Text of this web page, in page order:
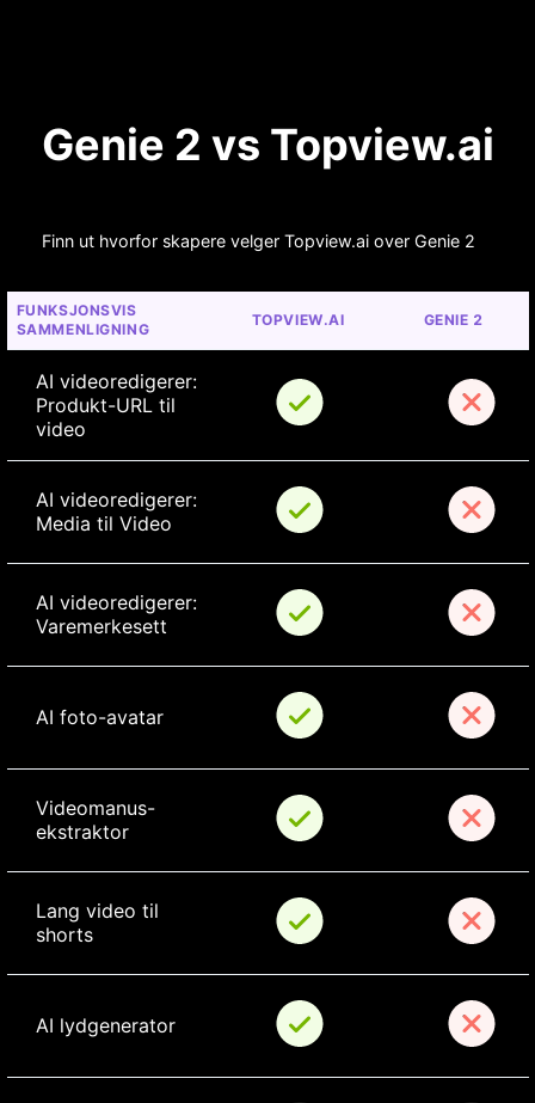
Genie 2 vs Topview.ai
Finn ut hvorfor skapere velger Topview.ai over Genie 2
FUNKSJONSVIS
SAMMENLIGNING
TOPVIEW.AI GENIE 2
AI videoredigerer:
Produkt-URL til
video
AI videoredigerer:
Media til Video
AI videoredigerer:
Varemerkesett
AI foto-avatar
Videomanus-
ekstraktor
Lang video til
shorts
AI lydgenerator